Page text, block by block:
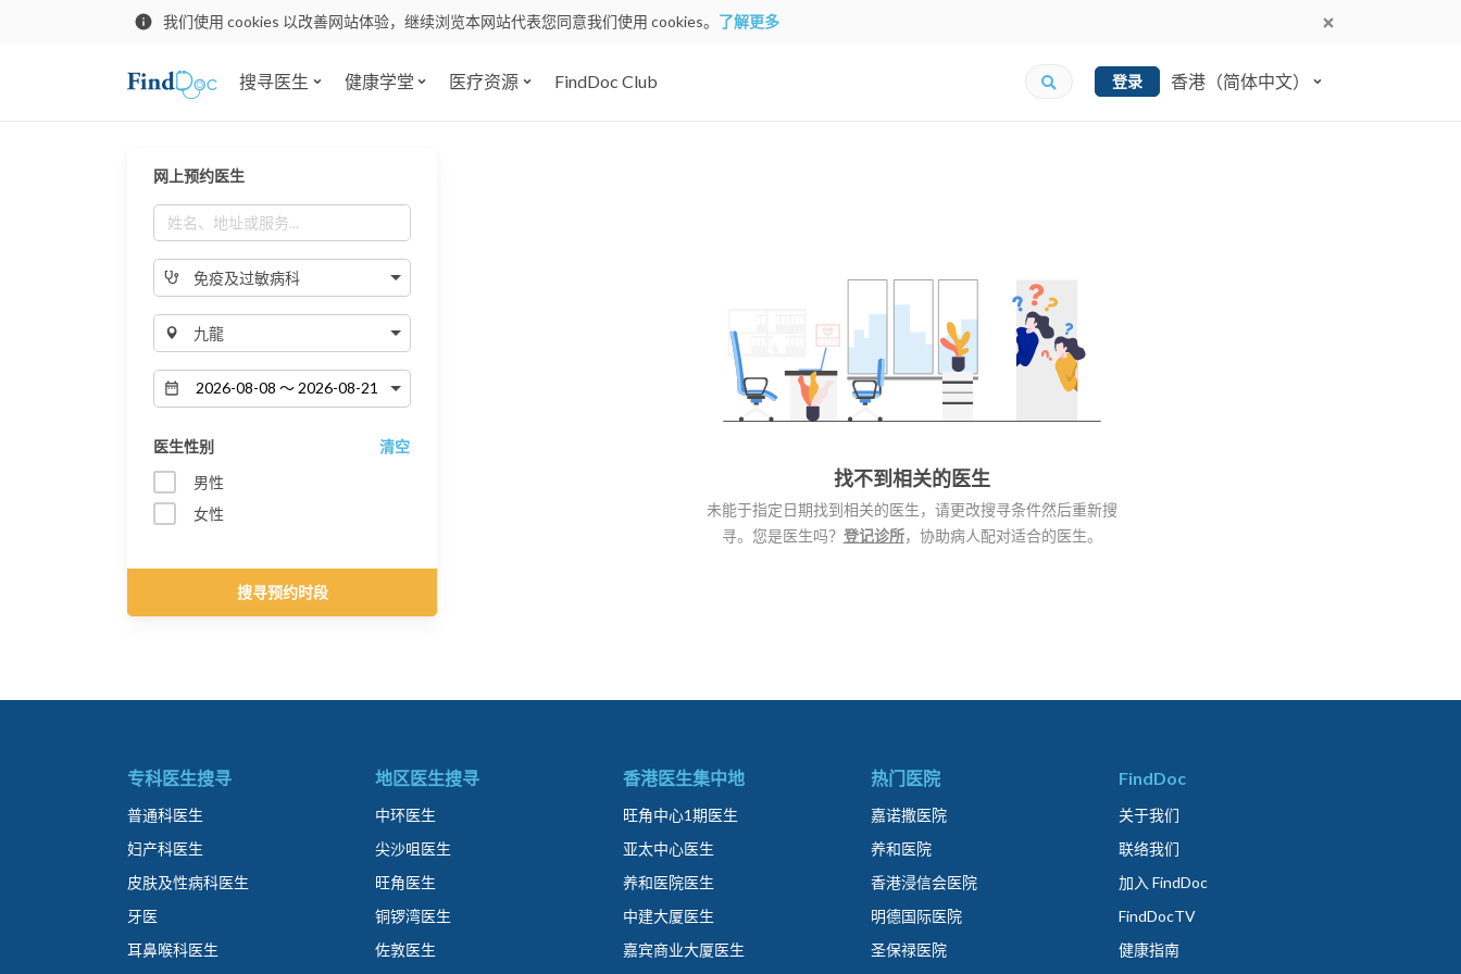
我们使用 cookies 以改善网站体验，继续浏览本网站代表您同意我们使用 cookies。 了解更多
搜寻医生 健康学堂 医疗资源 FindDoc Club 登录 香港（简体中文）
网上预约医生
免疫及过敏病科
九龍
医生性别
清空
男性
女性
搜寻预约时段
找不到相关的医生
未能于指定日期找到相关的医生，请更改搜寻条件然后重新搜
寻。您是医生吗？ 登记诊所，协助病人配对适合的医生。
专科医生搜寻
普通科医生
妇产科医生
皮肤及性病科医生
牙医
耳鼻喉科医生
地区医生搜寻
中环医生
尖沙咀医生
旺角医生
铜锣湾医生
佐敦医生
香港医生集中地
旺角中心1期医生
亚太中心医生
养和医院医生
中建大厦医生
嘉宾商业大厦医生
热门医院
嘉诺撒医院
养和医院
香港浸信会医院
明德国际医院
圣保禄医院
FindDoc
关于我们
联络我们
加入 FindDoc
FindDocTV
健康指南